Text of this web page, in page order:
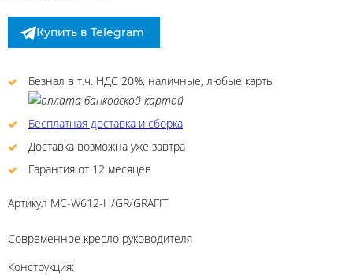
Купить в Telegram
Безнал в т.ч. НДС 20%, наличные, любые карты
Бесплатная доставка и сборка
Доставка возможна уже завтра
Гарантия от 12 месяцев
Артикул MC-W612-H/GR/GRAFIT
Современное кресло руководителя
Конструкция: